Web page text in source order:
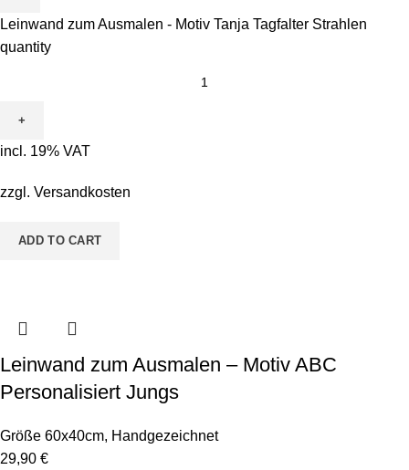
Leinwand zum Ausmalen - Motiv Tanja Tagfalter Strahlen
quantity
incl. 19% VAT
zzgl. Versandkosten
ADD TO CART
Leinwand zum Ausmalen – Motiv ABC
Personalisiert Jungs
Größe 60x40cm, Handgezeichnet
29,90 €